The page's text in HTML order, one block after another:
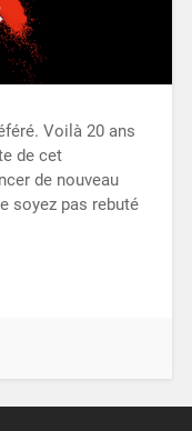
Voilà 20 ans
de cet
de nouveau
soyez pas rebuté